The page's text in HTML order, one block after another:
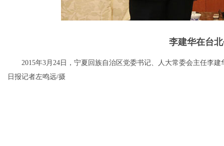
李建华在台
2015年3月24日，宁夏回族自治区党委书记、人大常委会主任李建
日报记者左鸣远/摄